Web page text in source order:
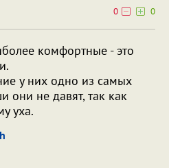
0
0
комфортные - это
у них одно из самых
они не давят, так как
уха.